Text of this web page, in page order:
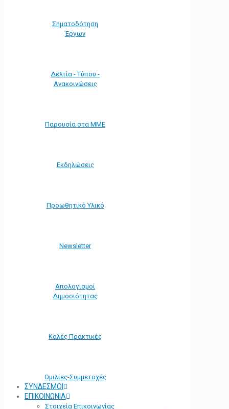
Σηματοδότηση
Έργων
Δελτία - Τύπου -
Ανακοινώσεις
Παρουσία στα ΜΜΕ
Εκδηλώσεις
Προωθητικό Υλικό
Νewsletter
Απολογισμοί
Δημοσιότητας
Καλές Πρακτικές
Ομιλίες-Συμμετοχές
ΣΥΝΔΕΣΜΟΙ
ΕΠΙΚΟΙΝΩΝΙΑ
Στοιχεία Επικοινωνίας